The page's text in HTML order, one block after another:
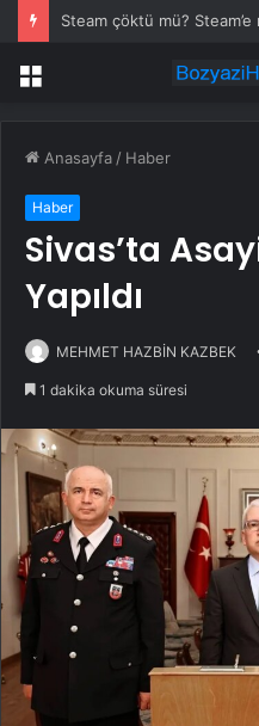
Menü
Anasayfa / Haber
Haber
Sivas’ta
Yapıldı
MEHMET HAZBİN KAZBEK
1 dakika okuma süresi